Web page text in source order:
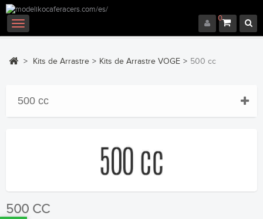
0
Navegación
Toggle
> Kits de Arrastre > Kits de Arrastre VOGE > 500 cc
500 cc
500 CC